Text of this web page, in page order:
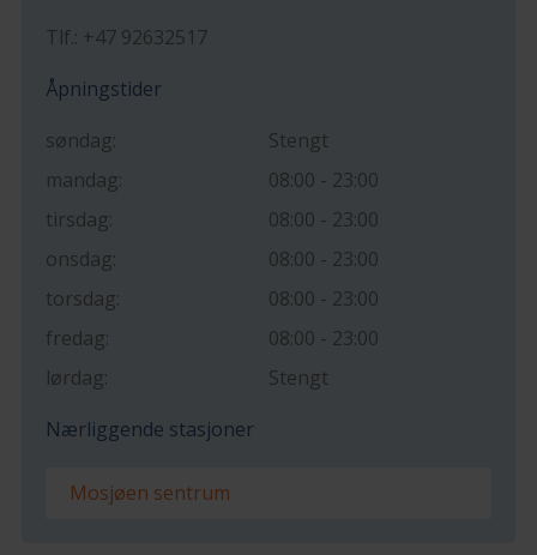
Tlf.: +47 92632517
Åpningstider
søndag:
Stengt
mandag:
08:00 - 23:00
tirsdag:
08:00 - 23:00
onsdag:
08:00 - 23:00
torsdag:
08:00 - 23:00
fredag:
08:00 - 23:00
lørdag:
Stengt
Nærliggende stasjoner
Mosjøen sentrum